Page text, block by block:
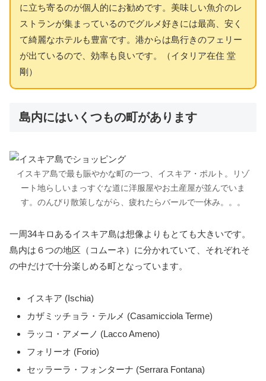
に立ち寄るのが個人的にお勧めです。美味しい魚介のレ
ストランが集まっているのでグルメ好きには最高、安く
て綺麗なホテルも豊富です。港からは島行きのフェリー
が出ているので、効率も良いです。（イタリア在住 堂
剛）
島内にはいくつもの町があります
イスキア島で最も賑やかな町の一つ、イスキア・ポルト。リゾ
ート地らしいまっすぐな道に洋服屋やお土産屋が並んでいま
す。のんびり散策しながら、疲れたらバールで一休み。。。
一周34キロあるイスキア島は想像よりもとても大きいです。
島内は６つの地区（コムーネ）に分かれていて、それぞれそ
の中だけで十分楽しめる町となっています。
イスキア (Ischia)
カザミッチョラ・テルメ (Casamicciola Terme)
ラッコ・アメーノ (Lacco Ameno)
フォリーオ (Forio)
セッラーラ・フォンターナ (Serrara Fontana)